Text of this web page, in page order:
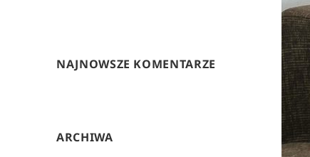
NAJNOWSZE KOMENTARZE
ARCHIWA